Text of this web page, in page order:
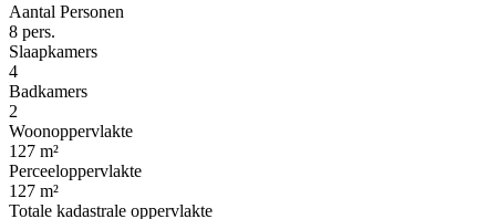
Aantal Personen
8 pers.
Slaapkamers
4
Badkamers
2
Woonoppervlakte
127 m²
Perceeloppervlakte
127 m²
Totale kadastrale oppervlakte